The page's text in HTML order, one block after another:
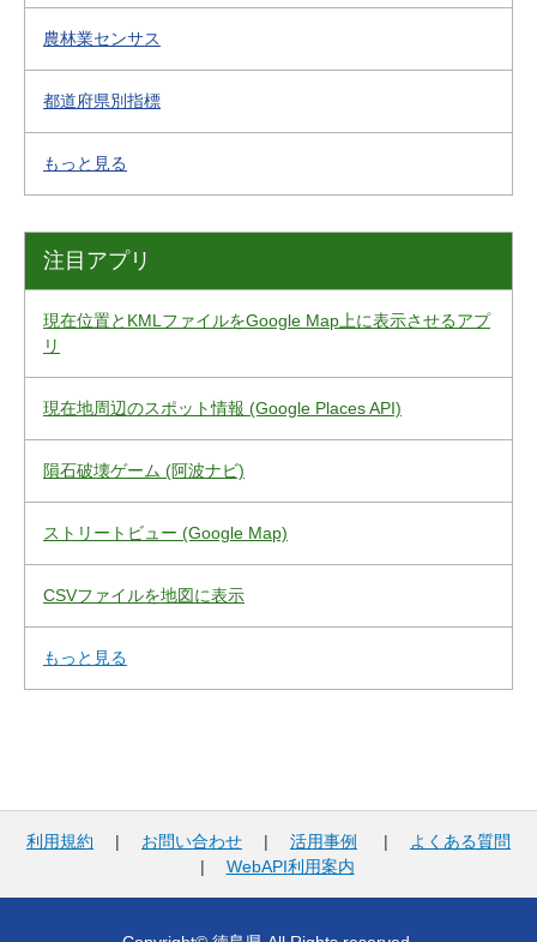
農林業センサス
都道府県別指標
もっと見る
注目アプリ
現在位置とKMLファイルをGoogle Map上に表示させるアプ
リ
現在地周辺のスポット情報 (Google Places API)
隕石破壊ゲーム (阿波ナビ)
ストリートビュー (Google Map)
CSVファイルを地図に表示
もっと見る
利用規約 | お問い合わせ | 活用事例 |
よくある質問
| WebAPI利用案内